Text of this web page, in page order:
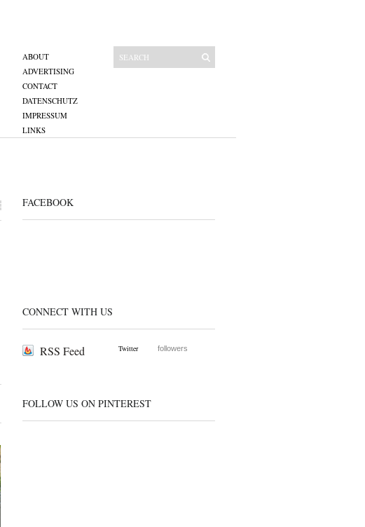
ABOUT
ADVERTISING
CONTACT
DATENSCHUTZ
IMPRESSUM
LINKS
FACEBOOK
CONNECT WITH US
RSS Feed Twitter followers
FOLLOW US ON PINTEREST